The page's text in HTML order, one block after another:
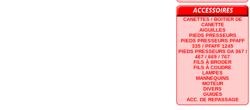
CANETTES / BOITIER DE
CANETTE
AIGUILLES
PIEDS PRESSEURS
PIEDS PRESSEURS PFAFF
335 / PFAFF 1245
PIEDS PRESSEURS DA 367 /
467 / 669 / 767
FILS À BRODER
FILS À COUDRE
LAMPES
MANNEQUINS
MOTEUR
DIVERS
GUIDES
ACC. DE REPASSAGE